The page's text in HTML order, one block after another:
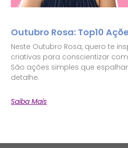
Outubro Rosa: Top10
Neste Outubro Rosa, quero te
criativas para conscientizar
São ações simples que
detalhe.
Saiba Mais